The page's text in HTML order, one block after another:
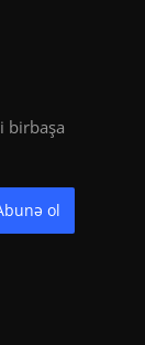
birbaşa
ol